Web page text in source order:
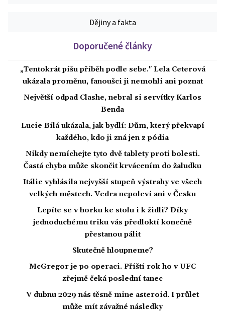
Dějiny a fakta
Doporučené články
„Tentokrát píšu příběh podle sebe." Lela Ceterová
ukázala proměnu, fanoušci ji nemohli ani poznat
Největší odpad Clashe, nebral si servítky Karlos
Benda
Lucie Bílá ukázala, jak bydlí: Dům, který překvapí
každého, kdo ji zná jen z pódia
Nikdy nemíchejte tyto dvě tablety proti bolesti.
Častá chyba může skončit krvácením do žaludku
Itálie vyhlásila nejvyšší stupeň výstrahy ve všech
velkých městech. Vedra nepoleví ani v Česku
Lepíte se v horku ke stolu i k židli? Díky
jednoduchému triku vás předloktí konečně
přestanou pálit
Skutečně hloupneme?
McGregor je po operaci. Příští rok ho v UFC
zřejmě čeká poslední tanec
V dubnu 2029 nás těsně mine asteroid. I průlet
může mít závažné následky